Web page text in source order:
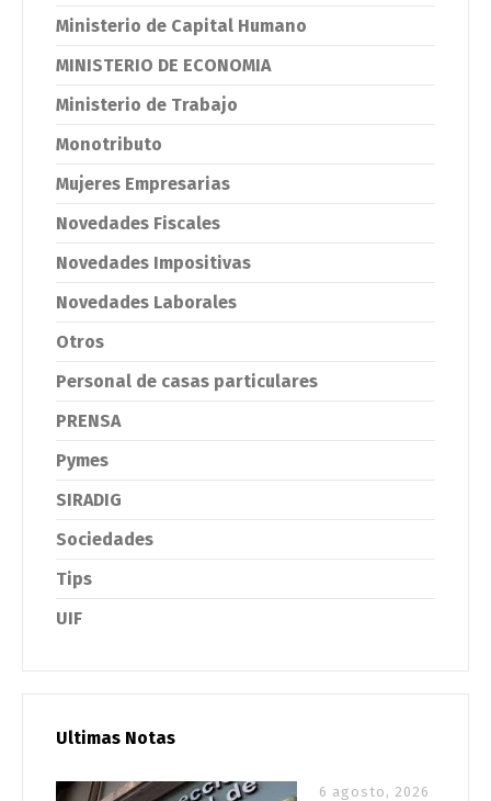
Ministerio de Capital Humano
MINISTERIO DE ECONOMIA
Ministerio de Trabajo
Monotributo
Mujeres Empresarias
Novedades Fiscales
Novedades Impositivas
Novedades Laborales
Otros
Personal de casas particulares
PRENSA
Pymes
SIRADIG
Sociedades
Tips
UIF
Ultimas Notas
6 agosto, 2026